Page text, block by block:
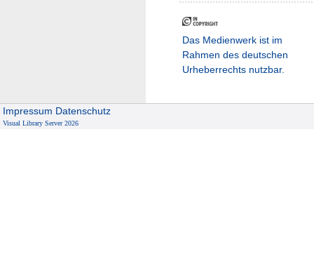
Das Medienwerk ist im
Rahmen des deutschen
Urheberrechts nutzbar.
Impressum Datenschutz
Visual Library Server 2026